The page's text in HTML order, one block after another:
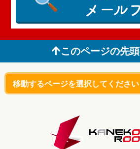
メール
このページの先